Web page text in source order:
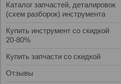
Каталог запчастей, деталировок
(схем разборок) инструмента
Купить инструмент со скидкой
20-80%
Купить запчасти со скидкой
Отзывы